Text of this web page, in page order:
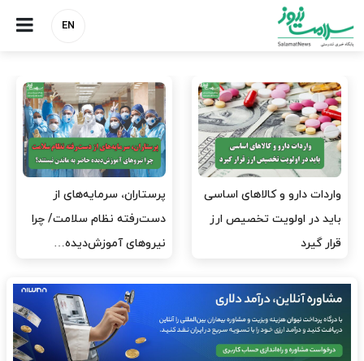
EN
پرستاران، سرمایه‌های از
دست‌رفته نظام سلامت/ چرا
نیروهای آموزش‌دیده…
ارز برای دارو نیست، برای
لکسوس هست؟